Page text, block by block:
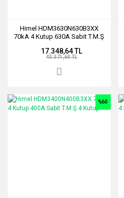
Himel HDM3630N630B3XX
70kA 4 Kutup 630A Sabit T.M.Ş
17.348,64 TL
43.371,60 TL
%60